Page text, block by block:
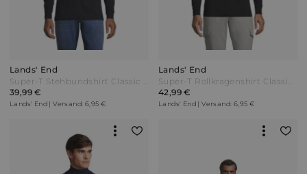
Lands' End
Super-T Stehbundshirt Classic Fit Herren Schwarz Jersey by Lands' End
39,99 €
Lands' End | Versand: 6,95 €
Lands' End
Super-T Rollkragenshirt Classic Fit Herren Schwarz Jersey by Lands' End
42,99 €
Lands' End | Versand: 6,95 €